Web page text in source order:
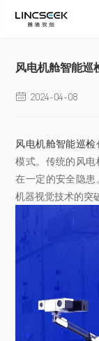
风电机舱智能巡
 2024-04-08
风电机舱智能巡检
模式。传统的风
在一定的安全隐
机器视觉技术的突